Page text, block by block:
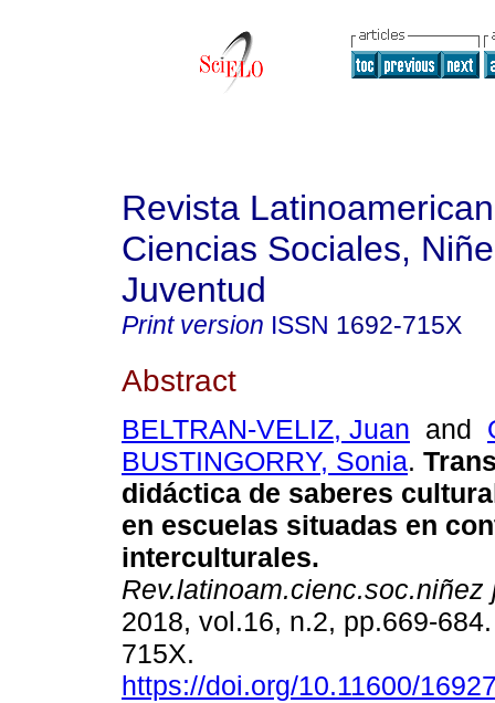
Revista
Ciencias Sociales,
Juventud
Print version ISSN 1692-715X
Abstract
BELTRAN-VELIZ, Juan and
BUSTINGORRY, Sonia.
didáctica de saberes
en escuelas situadas en
interculturales.
Rev.latinoam.cienc.soc.niñez
2018, vol.16, n.2, pp.669-
715X.
https://doi.org/10.11600/